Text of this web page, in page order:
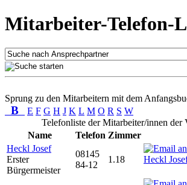
Mitarbeiter-Telefon-
Sprung zu den Mitarbeitern mit dem
B E F G H J K L M O R S W
Telefonliste der Mitarbeiter/innen der
Name
Telefon Zimmer
Heckl Josef
Erster
Bürgermeister
08145
84-12
1.18